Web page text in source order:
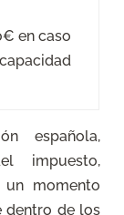
en caso
española,
impuesto,
momento
dentro de los